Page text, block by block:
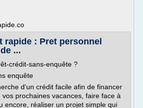
rapide : Pret personnel
...
crédit-sans-enquête ?
enquête
d'un crédit facile afin de financer
prochaines vacances, faire face à
encore, réaliser un projet simple qui